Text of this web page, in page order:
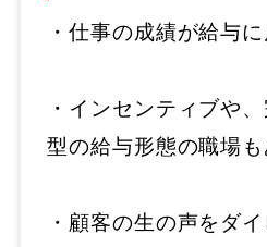
・仕事の成績が給与
・インセンティブや
型の給与形態の職場も
・顧客の生の声をダ